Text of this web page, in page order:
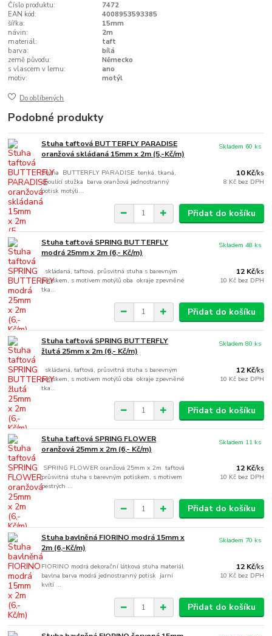
Číslo produktu:
7472
EAN kód:
4008953593385
šířka:
15mm
návin:
2m
materiál:
taft
barva:
bílá
země původu:
Německo
s vlascem v lemu:
ano
motiv:
motýl
Do oblíbených
Podobné produkty
Stuha taftová BUTTERFLY PARADISE
oranžová skládaná 15mm x 2m (5,-Kč/m)
Stuha BUTTERFLY PARADISE tenká, tkaná,
oboulící stužka barva oranžová jednostranný
potisk motýli...
10 Kč/ks
8 Kč bez DPH
Skladem 60 ks
Přidat do košíku
Stuha taftová SPRING BUTTERFLY
modrá 25mm x 2m (6,- Kč/m)
skládaná, taftová, průsvitná stuha s barevným
potiskem, s motivem motýlů oba okraje zpevněné
tka...
12 Kč/ks
10 Kč bez DPH
Skladem 48 ks
Přidat do košíku
Stuha taftová SPRING BUTTERFLY
žlutá 25mm x 2m (6,- Kč/m)
skládaná, taftová, průsvitná stuha s barevným
potiskem, s motivem motýlů oba okraje zpevněné
tka...
12 Kč/ks
10 Kč bez DPH
Skladem 80 ks
Přidat do košíku
Stuha taftová SPRING FLOWER
oranžová 25mm x 2m (6,- Kč/m)
SPRING FLOWER oranžová 25mm x 2m taftová
průsvitná stuha s barevným potiskem, s motivem
pestrých ...
12 Kč/ks
10 Kč bez DPH
Skladem 11 ks
Přidat do košíku
Stuha bavlněná FIORINO modrá 15mm x
2m (6,-Kč/m)
FIORINO modrá dekorační látková stuha materiál
bavlna barva modrá jednostranný potisk jarní
kvítí ...
12 Kč/ks
10 Kč bez DPH
Skladem 70 ks
Přidat do košíku